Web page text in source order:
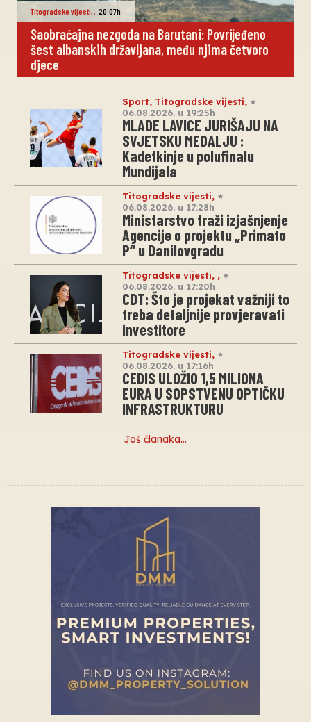
Titogradske vijesti,, 20:07h
Saobraćajna nezgoda na Barutani: Povrijeđeno
šest albanskih državljana, među njima četvoro
djece
Sport, Titogradske vijesti,
06.08.2026. u 19:25h
MLADE LAVICE JURIŠAJU NA
SVJETSKU MEDALJU :
Kadetkinje u polufinalu
Mundijala
Titogradske vijesti,
06.08.2026. u 17:28h
Ministarstvo traži izjašnjenje
Agencije o projektu „Primato
P“ u Danilovgradu
Titogradske vijesti, ,
06.08.2026. u 17:20h
CDT: Što je projekat važniji to
treba detaljnije provjeravati
investitore
Titogradske vijesti,
06.08.2026. u 17:16h
CEDIS ULOŽIO 1,5 MILIONA
EURA U SOPSTVENU OPTIČKU
INFRASTRUKTURU
Još članaka…